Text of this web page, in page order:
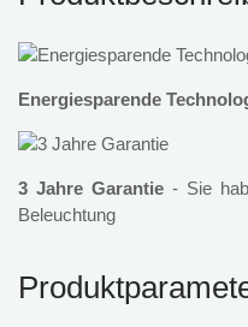
Energiesparende
3 Jahre Garantie - Sie
Beleuchtung